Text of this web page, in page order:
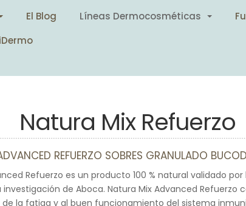
El Blog Líneas Dermocosméticas
Natura Mix Refuerzo
REFUERZO SOBRES GRANULADO
Refuerzo es un producto 100 % natural validado
de Aboca. Natura Mix Advanced Refuerzo
la fatiga y al buen funcionamiento del sistema